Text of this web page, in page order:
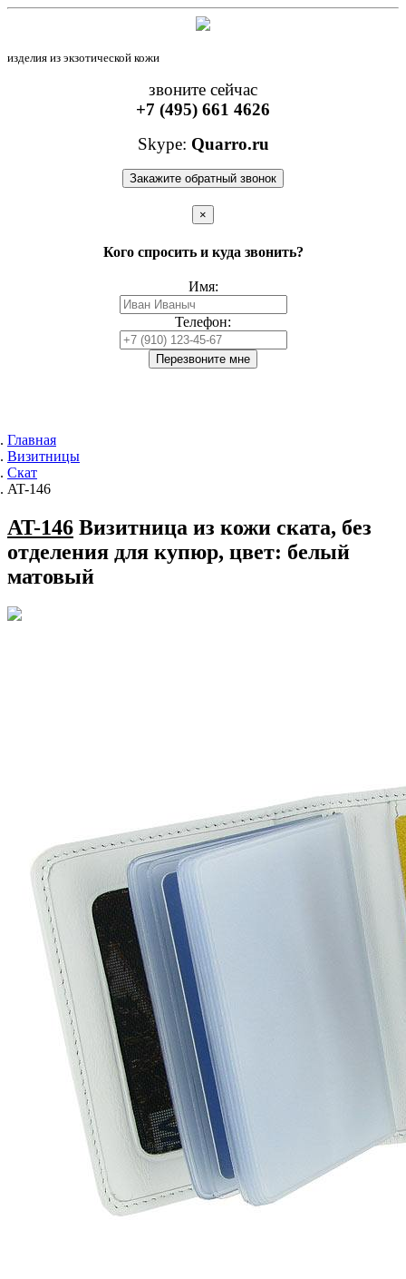
изделия из экзотической кожи
звоните сейчас
+7 (495) 661 4626
Skype: Quarro.ru
Закажите обратный звонок
×
Кого спросить и куда звонить?
Имя:
Телефон:
Перезвоните мне
Главная
Визитницы
Скат
AT-146
AT-146 Визитница из кожи ската, без
отделения для купюр, цвет: белый
матовый